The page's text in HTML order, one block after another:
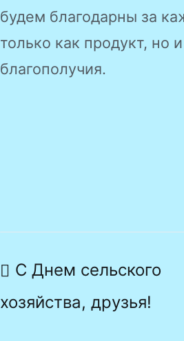
будем благодарны за
только как продукт, но
благополучия.
Навигация
по
С Днем сельского
хозяйства, друзья!